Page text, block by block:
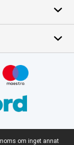
om inget annat